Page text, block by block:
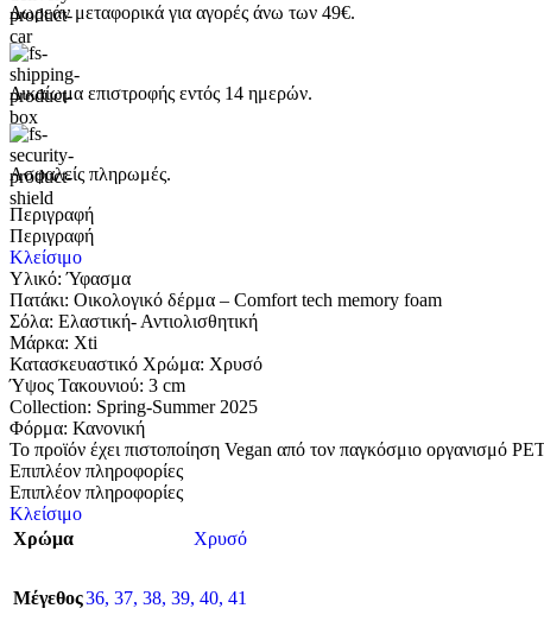
Δωρεάν μεταφορικά για αγορές άνω των 49€.
Δικαίωμα επιστροφής εντός 14 ημερών.
Ασφαλείς πληρωμές.
Περιγραφή
Περιγραφή
Κλείσιμο
Υλικό: Ύφασμα
Πατάκι: Οικολογικό δέρμα – Comfort tech memory foam
Σόλα: Eλαστική- Αντιολισθητική
Μάρκα: Xti
Κατασκευαστικό Χρώμα: Χρυσό
Ύψος Τακουνιού: 3 cm
Collection: Spring-Summer 2025
Φόρμα: Κανονική
Το προϊόν έχει πιστοποίηση Vegan από τον παγκόσμιο οργανισμό
Επιπλέον πληροφορίες
Επιπλέον πληροφορίες
Κλείσιμο
Χρώμα
Χρυσό
Μέγεθος36, 37, 38, 39, 40, 41